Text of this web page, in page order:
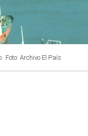
Foto: Archivo El País